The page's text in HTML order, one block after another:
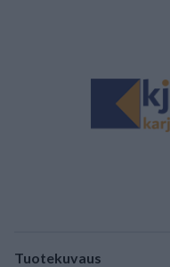
Tuotekuvaus